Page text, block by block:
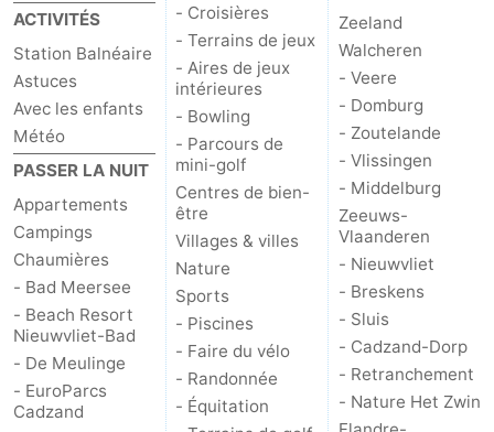
ACTIVITÉS
Station Balnéaire
Astuces
Avec les enfants
Météo
PASSER LA NUIT
Appartements
Campings
Chaumières
- Bad Meersee
- Beach Resort
Nieuwvliet-Bad
- De Meulinge
- EuroParcs
Cadzand
- Croisières
- Terrains de jeux
- Aires de jeux
intérieures
- Bowling
- Parcours de
mini-golf
Centres de bien-
être
Villages & villes
Nature
Sports
- Piscines
- Faire du vélo
- Randonnée
- Équitation
Zeeland
Walcheren
- Veere
- Domburg
- Zoutelande
- Vlissingen
- Middelburg
Zeeuws-
Vlaanderen
- Nieuwvliet
- Breskens
- Sluis
- Cadzand-Dorp
- Retranchement
- Nature Het Zwin